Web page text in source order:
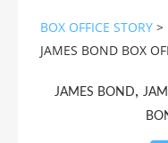
BOX OFFICE STORY >
JAMES BOND BOX
JAMES BOND,